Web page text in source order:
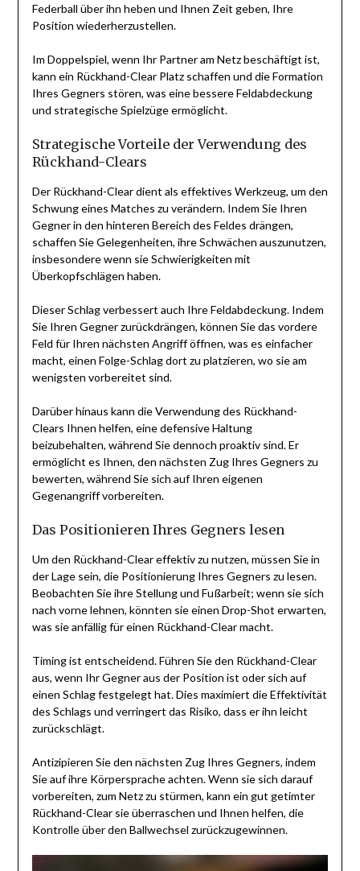
Federball über ihn heben und Ihnen Zeit geben, Ihre
Position wiederherzustellen.
Im Doppelspiel, wenn Ihr Partner am Netz beschäftigt ist,
kann ein Rückhand-Clear Platz schaffen und die Formation
Ihres Gegners stören, was eine bessere Feldabdeckung
und strategische Spielzüge ermöglicht.
Strategische Vorteile der Verwendung des
Rückhand-Clears
Der Rückhand-Clear dient als effektives Werkzeug, um den
Schwung eines Matches zu verändern. Indem Sie Ihren
Gegner in den hinteren Bereich des Feldes drängen,
schaffen Sie Gelegenheiten, ihre Schwächen auszunutzen,
insbesondere wenn sie Schwierigkeiten mit
Überkopfschlägen haben.
Dieser Schlag verbessert auch Ihre Feldabdeckung. Indem
Sie Ihren Gegner zurückdrängen, können Sie das vordere
Feld für Ihren nächsten Angriff öffnen, was es einfacher
macht, einen Folge-Schlag dort zu platzieren, wo sie am
wenigsten vorbereitet sind.
Darüber hinaus kann die Verwendung des Rückhand-
Clears Ihnen helfen, eine defensive Haltung
beizubehalten, während Sie dennoch proaktiv sind. Er
ermöglicht es Ihnen, den nächsten Zug Ihres Gegners zu
bewerten, während Sie sich auf Ihren eigenen
Gegenangriff vorbereiten.
Das Positionieren Ihres Gegners lesen
Um den Rückhand-Clear effektiv zu nutzen, müssen Sie in
der Lage sein, die Positionierung Ihres Gegners zu lesen.
Beobachten Sie ihre Stellung und Fußarbeit; wenn sie sich
nach vorne lehnen, könnten sie einen Drop-Shot erwarten,
was sie anfällig für einen Rückhand-Clear macht.
Timing ist entscheidend. Führen Sie den Rückhand-Clear
aus, wenn Ihr Gegner aus der Position ist oder sich auf
einen Schlag festgelegt hat. Dies maximiert die Effektivität
des Schlags und verringert das Risiko, dass er ihn leicht
zurückschlägt.
Antizipieren Sie den nächsten Zug Ihres Gegners, indem
Sie auf ihre Körpersprache achten. Wenn sie sich darauf
vorbereiten, zum Netz zu stürmen, kann ein gut getimter
Rückhand-Clear sie überraschen und Ihnen helfen, die
Kontrolle über den Ballwechsel zurückzugewinnen.